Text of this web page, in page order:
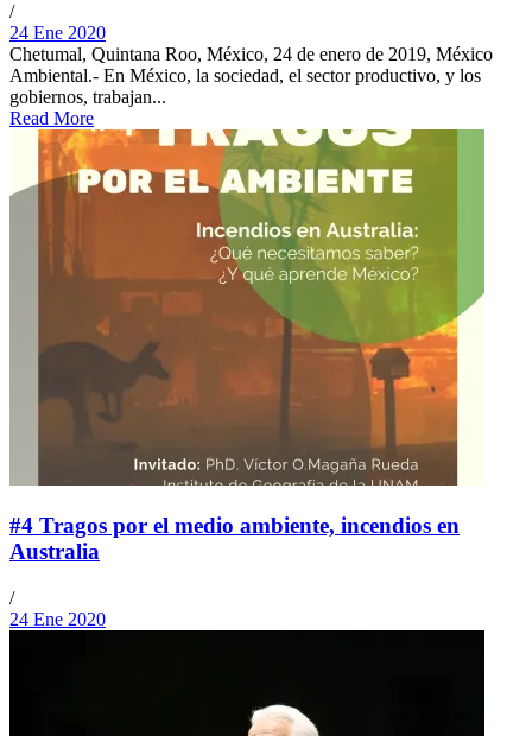
/
24 Ene 2020
Chetumal, Quintana Roo, México, 24 de enero de 2019, México
Ambiental.- En México, la sociedad, el sector productivo, y los
gobiernos, trabajan...
Read More
#4 Tragos por el medio ambiente, incendios en
Australia
/
24 Ene 2020